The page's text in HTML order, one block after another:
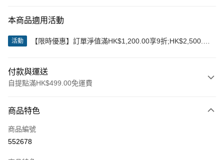
本商品適用活動
活動
【限時優惠】訂單淨值滿HK$1,200.00享9折;HK$2,500.00
付款與運送
自提點滿HK$499.00免運費
信用卡
Apple Pay
商品特色
商品編號
552678